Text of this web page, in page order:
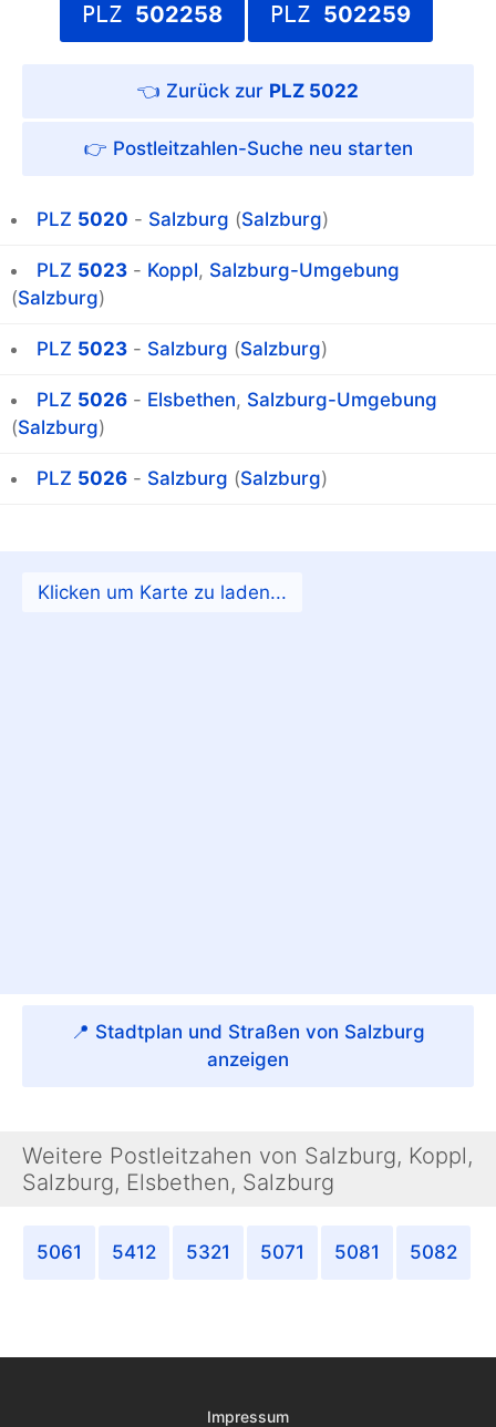
PLZ 502258 PLZ 502259
PLZ 5022
Postleitzahlen-Suche
PLZ 5020 - Salzburg (Salzburg)
PLZ 5023 - Koppl, Salzburg-Umgebung
(Salzburg)
PLZ 5023 - Salzburg (Salzburg)
PLZ 5026 - Elsbethen, Salzburg-Umgebung
(Salzburg)
PLZ 5026 - Salzburg (Salzburg)
📍 Stadtplan und Straßen von Salzburg
anzeigen
Weitere Postleitzahen von Salzburg, Koppl,
Salzburg, Elsbethen, Salzburg
5061 5412 5321 5071 5081 5082
Impressum